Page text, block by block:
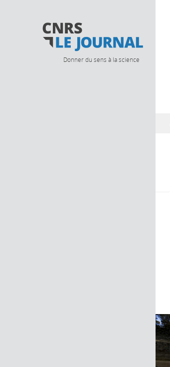
Donner du sens à la science